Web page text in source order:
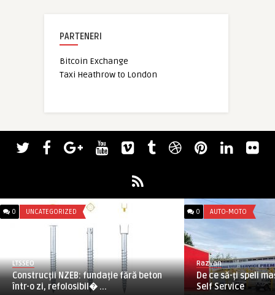
PARTENERI
Bitcoin Exchange
Taxi Heathrow to London
0 UNCATEGORIZED
LTSSEO
Construcții NZEB: fundație fără beton
într-o zi, refolosibil� ...
0 AUTO-MOTO
Razvan
De ce să-ți speli
Self Service